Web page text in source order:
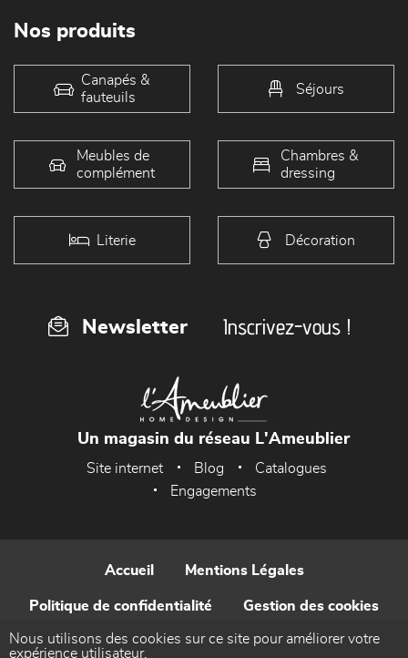
Nos produits
Canapés &
fauteuils
Séjours
Meubles de
complément
Chambres &
dressing
Literie Décoration
Newsletter Inscrivez-vous !
Un magasin du réseau L'Ameublier
Site internet Blog
Catalogues
Engagements
Accueil Mentions Légales
Politique de confidentialité Gestion des cookies
Contact
Nous utilisons des cookies sur ce site pour améliorer votre
expérience utilisateur.